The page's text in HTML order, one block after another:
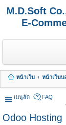
M.D.Soft
E-
หน้าเว็บ หน้าเว็บบ
เมนูลัด
FAQ
Odoo Hosting